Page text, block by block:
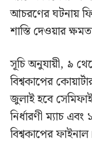
আচরণের ঘটনায়
শাস্তি দেওয়ার
সূচি অনুযায়ী, ৯
বিশ্বকাপের
জুলাই হবে
নির্ধারণী ম্যাচ
বিশ্বকাপের